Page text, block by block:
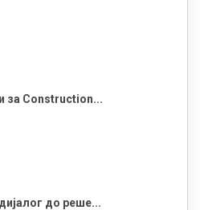
за Construction...
до реше...